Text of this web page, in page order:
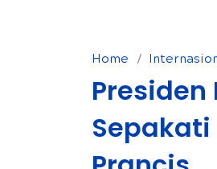
Home
Presiden